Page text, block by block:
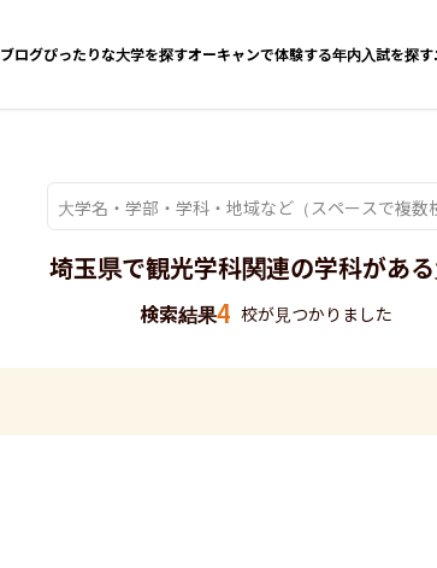
ブログぴったりな大学を探すオーキャンで体験する年内入試を探す
埼玉県で観光学科関連の学科があ
検索結果4 校が見つかりました